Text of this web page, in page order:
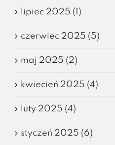
lipiec 2025 (1)
czerwiec 2025 (5)
maj 2025 (2)
kwiecień 2025 (4)
luty 2025 (4)
styczeń 2025 (6)